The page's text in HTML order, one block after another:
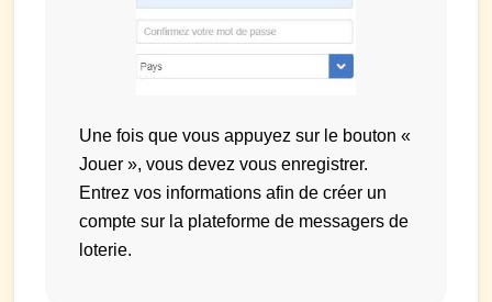
Une fois que vous appuyez sur le bouton «
Jouer », vous devez vous enregistrer.
Entrez vos informations afin de créer un
compte sur la plateforme de messagers de
loterie.